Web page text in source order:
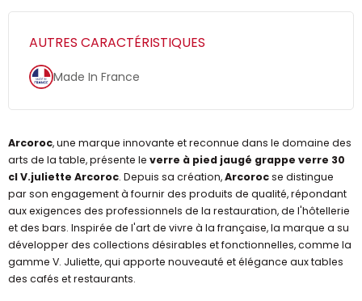
AUTRES CARACTÉRISTIQUES
Made In France
Arcoroc, une marque innovante et reconnue dans le domaine des
arts de la table, présente le verre à pied jaugé grappe verre 30
cl V.juliette Arcoroc. Depuis sa création,Arcorocse distingue
par son engagement à fournir des produits de qualité, répondant
aux exigences des professionnels de la restauration, de l'hôtellerie
et des bars. Inspirée de l'art de vivre à la française, la marque a su
développer des collections désirables et fonctionnelles, comme la
gamme V. Juliette, qui apporte nouveauté et élégance aux tables
des cafés et restaurants.